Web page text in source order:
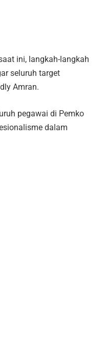
ini, langkah-langkah
seluruh target
Amran.
pegawai di Pemko
dalam